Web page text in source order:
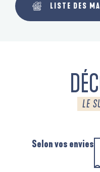
LISTE DES
LE
Selon vos envies